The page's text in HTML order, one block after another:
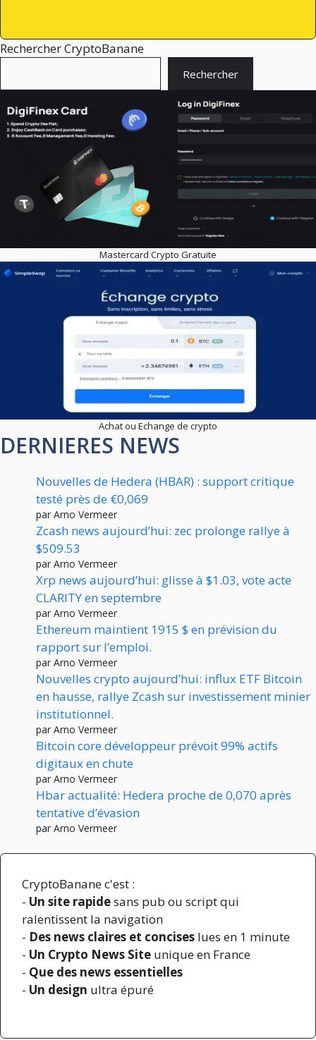
Rechercher CryptoBanane
Rechercher
Mastercard Crypto Gratuite
Achat ou Echange de crypto
DERNIERES NEWS
Nouvelles de Hedera (HBAR) : support critique
testé près de €0,069
par Arno Vermeer
Zcash news aujourd’hui: zec prolonge rallye à
$509.53
par Arno Vermeer
Xrp news aujourd’hui: glisse à $1.03, vote acte
CLARITY en septembre
par Arno Vermeer
Ethereum maintient 1915 $ en prévision du
rapport sur l’emploi.
par Arno Vermeer
Nouvelles crypto aujourd’hui: influx ETF Bitcoin
en hausse, rallye Zcash sur investissement minier
institutionnel.
par Arno Vermeer
Bitcoin core développeur prévoit 99% actifs
digitaux en chute
par Arno Vermeer
Hbar actualité: Hedera proche de 0,070 après
tentative d’évasion
par Arno Vermeer
CryptoBanane c'est :
- Un site rapidesans pub ou script qui
ralentissent la navigation
- Des news claires et concises lues en 1 minute
- Un Crypto News Site unique en France
- Que des news essentielles
- Un design ultra épuré